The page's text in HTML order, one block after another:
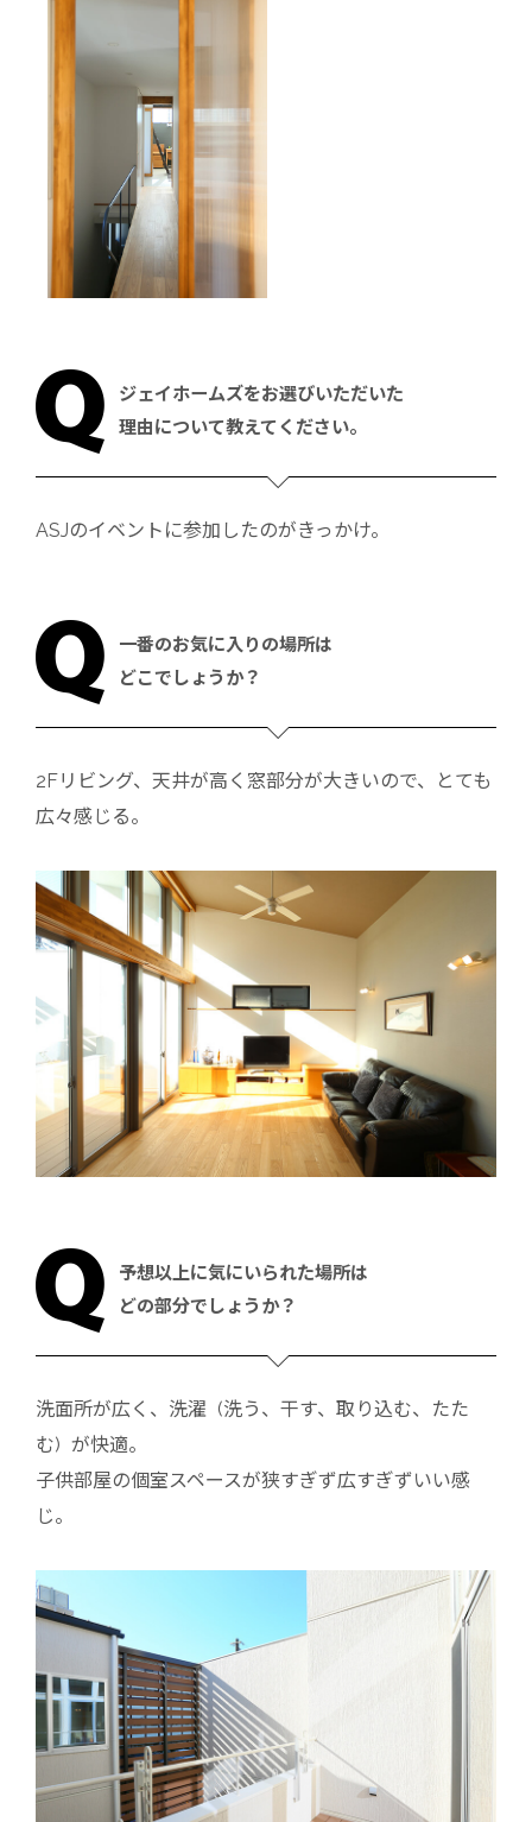
ジェイホームズをお選びいただいた
理由について教えてください。
ASJのイベントに参加したのがきっかけ。
一番のお気に入りの場所は
どこでしょうか？
2Fリビング、天井が高く窓部分が大きいので、とても
広々感じる。
予想以上に気にいられた場所は
どの部分でしょうか？
洗面所が広く、洗濯 (洗う、干す、取り込む、たた
む) が快適。
子供部屋の個室スペースが狭すぎず広すぎずいい感
じ。